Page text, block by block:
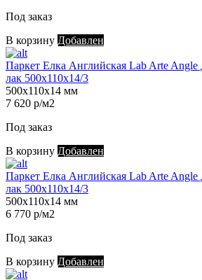
Под заказ
В корзину Добавлен
Паркет Елка Английская Lab Arte
лак 500х110х14/3
500х110х14 мм
7 620 р/м2
Под заказ
В корзину Добавлен
Паркет Елка Английская Lab Arte
лак 500х110х14/3
500х110х14 мм
6 770 р/м2
Под заказ
В корзину Добавлен